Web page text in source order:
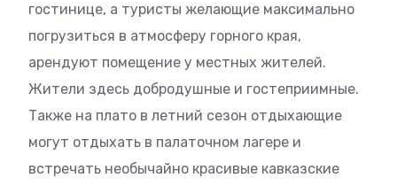
гостинице, а туристы желающие максимально
погрузиться в атмосферу горного края,
арендуют помещение у местных жителей.
Жители здесь добродушные и гостеприимные.
Также на плато в летний сезон отдыхающие
могут отдыхать в палаточном лагере и
встречать необычайно красивые кавказские